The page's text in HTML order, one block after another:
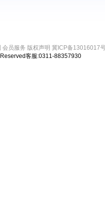
会员服务 版权声明 冀ICP备13016017
客服:0311-88357930